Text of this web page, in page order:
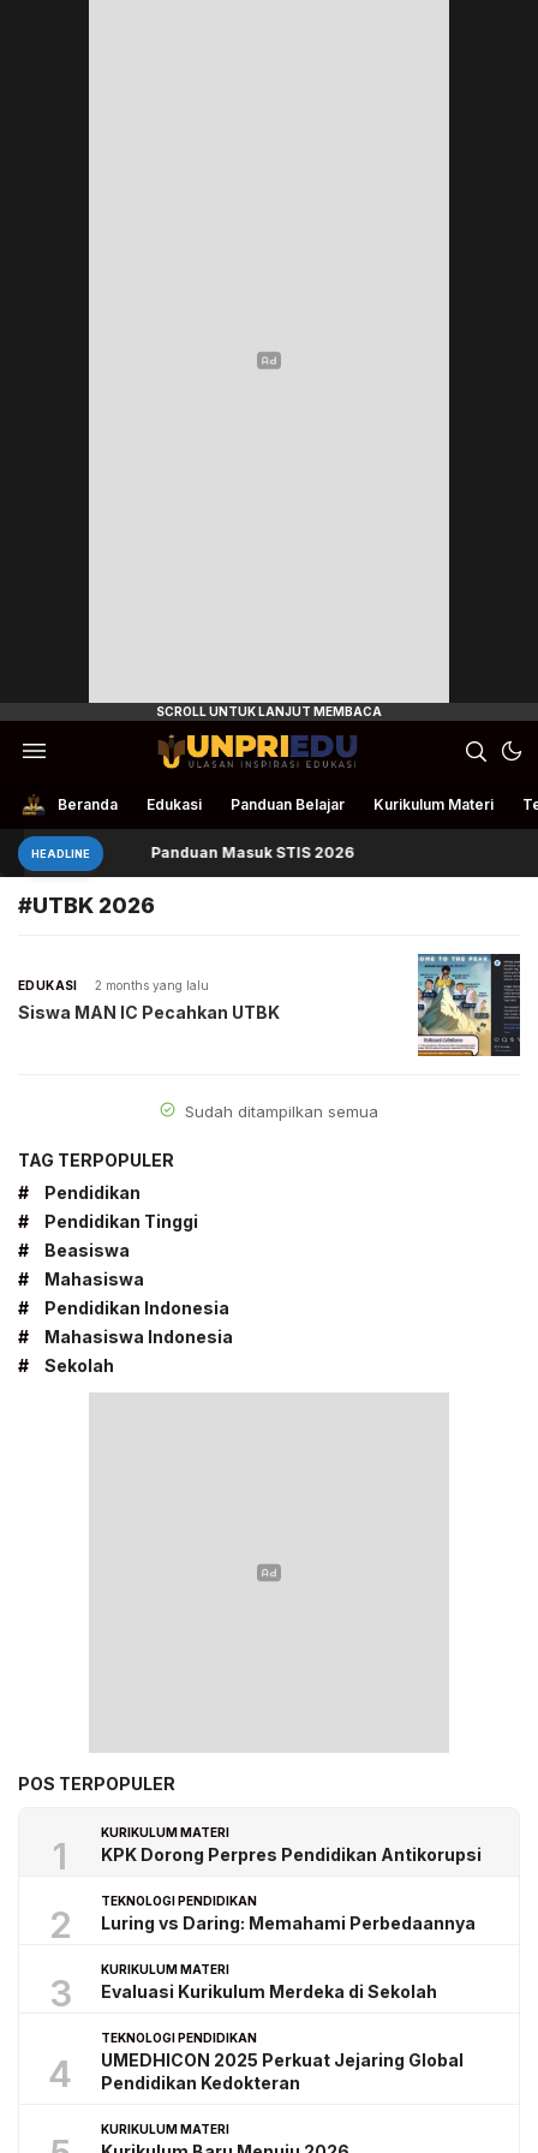
UnpriEdu
Ulasan Inspirasi Edukasi
Beranda Edukasi Panduan Belajar Kurikulum Materi
HEADLINE Panduan Masuk STIS 2026
#UTBK 2026
EDUKASI 2 months yang lalu
Siswa MAN IC Pecahkan UTBK
Sudah ditampilkan semua
TAG TERPOPULER
#
Pendidikan
#
Pendidikan Tinggi
#
Beasiswa
#
Mahasiswa
#
Pendidikan Indonesia
#
Mahasiswa Indonesia
#
Sekolah
POS TERPOPULER
1
KURIKULUM MATERI
KPK Dorong Perpres Pendidikan Antikorupsi
2
TEKNOLOGI PENDIDIKAN
Luring vs Daring: Memahami Perbedaannya
3
KURIKULUM MATERI
Evaluasi Kurikulum Merdeka di Sekolah
4
TEKNOLOGI PENDIDIKAN
UMEDHICON 2025 Perkuat Jejaring Global
Pendidikan Kedokteran
KURIKULUM MATERI